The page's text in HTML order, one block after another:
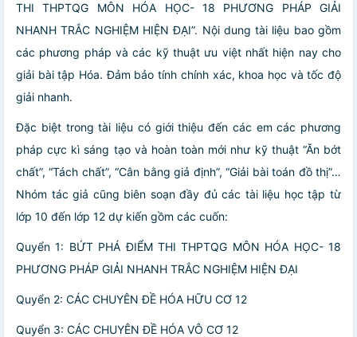
THI THPTQG MÔN HÓA HỌC- 18 PHƯƠNG PHÁP GIẢI
NHANH TRẮC NGHIỆM HIỆN ĐẠI”. Nội dung tài liệu bao gồm
các phương pháp và các kỹ thuật ưu việt nhất hiện nay cho
giải bài tập Hóa. Đảm bảo tính chính xác, khoa học và tốc độ
giải nhanh.
Đặc biệt trong tài liệu có giới thiệu đến các em các phương
pháp cực kì sáng tạo và hoàn toàn mới như kỹ thuật “Ăn bớt
chất”, “Tách chất”, “Cân bằng giả định”, “Giải bài toán đồ thị”…
Nhóm tác giả cũng biên soạn đầy đủ các tài liệu học tập từ
lớp 10 đến lớp 12 dự kiến gồm các cuốn:
Quyển 1: BỨT PHÁ ĐIỂM THI THPTQG MÔN HÓA HỌC- 18
PHƯƠNG PHÁP GIẢI NHANH TRẮC NGHIỆM HIỆN ĐẠI
Quyển 2: CÁC CHUYÊN ĐỀ HÓA HỮU CƠ 12
Quyển 3: CÁC CHUYÊN ĐỀ HÓA VÔ CƠ 12